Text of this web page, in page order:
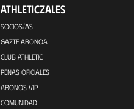
ATHLETICZALES
SOCIOS/AS
GAZTE ABONOA
CLUB ATHLETIC
PEÑAS OFICIALES
ABONOS VIP
COMUNIDAD